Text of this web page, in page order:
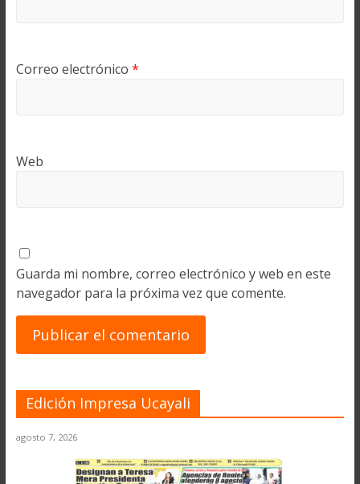
Correo electrónico *
Web
Guarda mi nombre, correo electrónico y web en este
navegador para la próxima vez que comente.
Edición Impresa Ucayali
agosto 7, 2026